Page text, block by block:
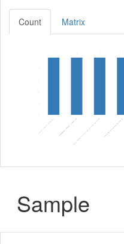
Count Matrix
Sample